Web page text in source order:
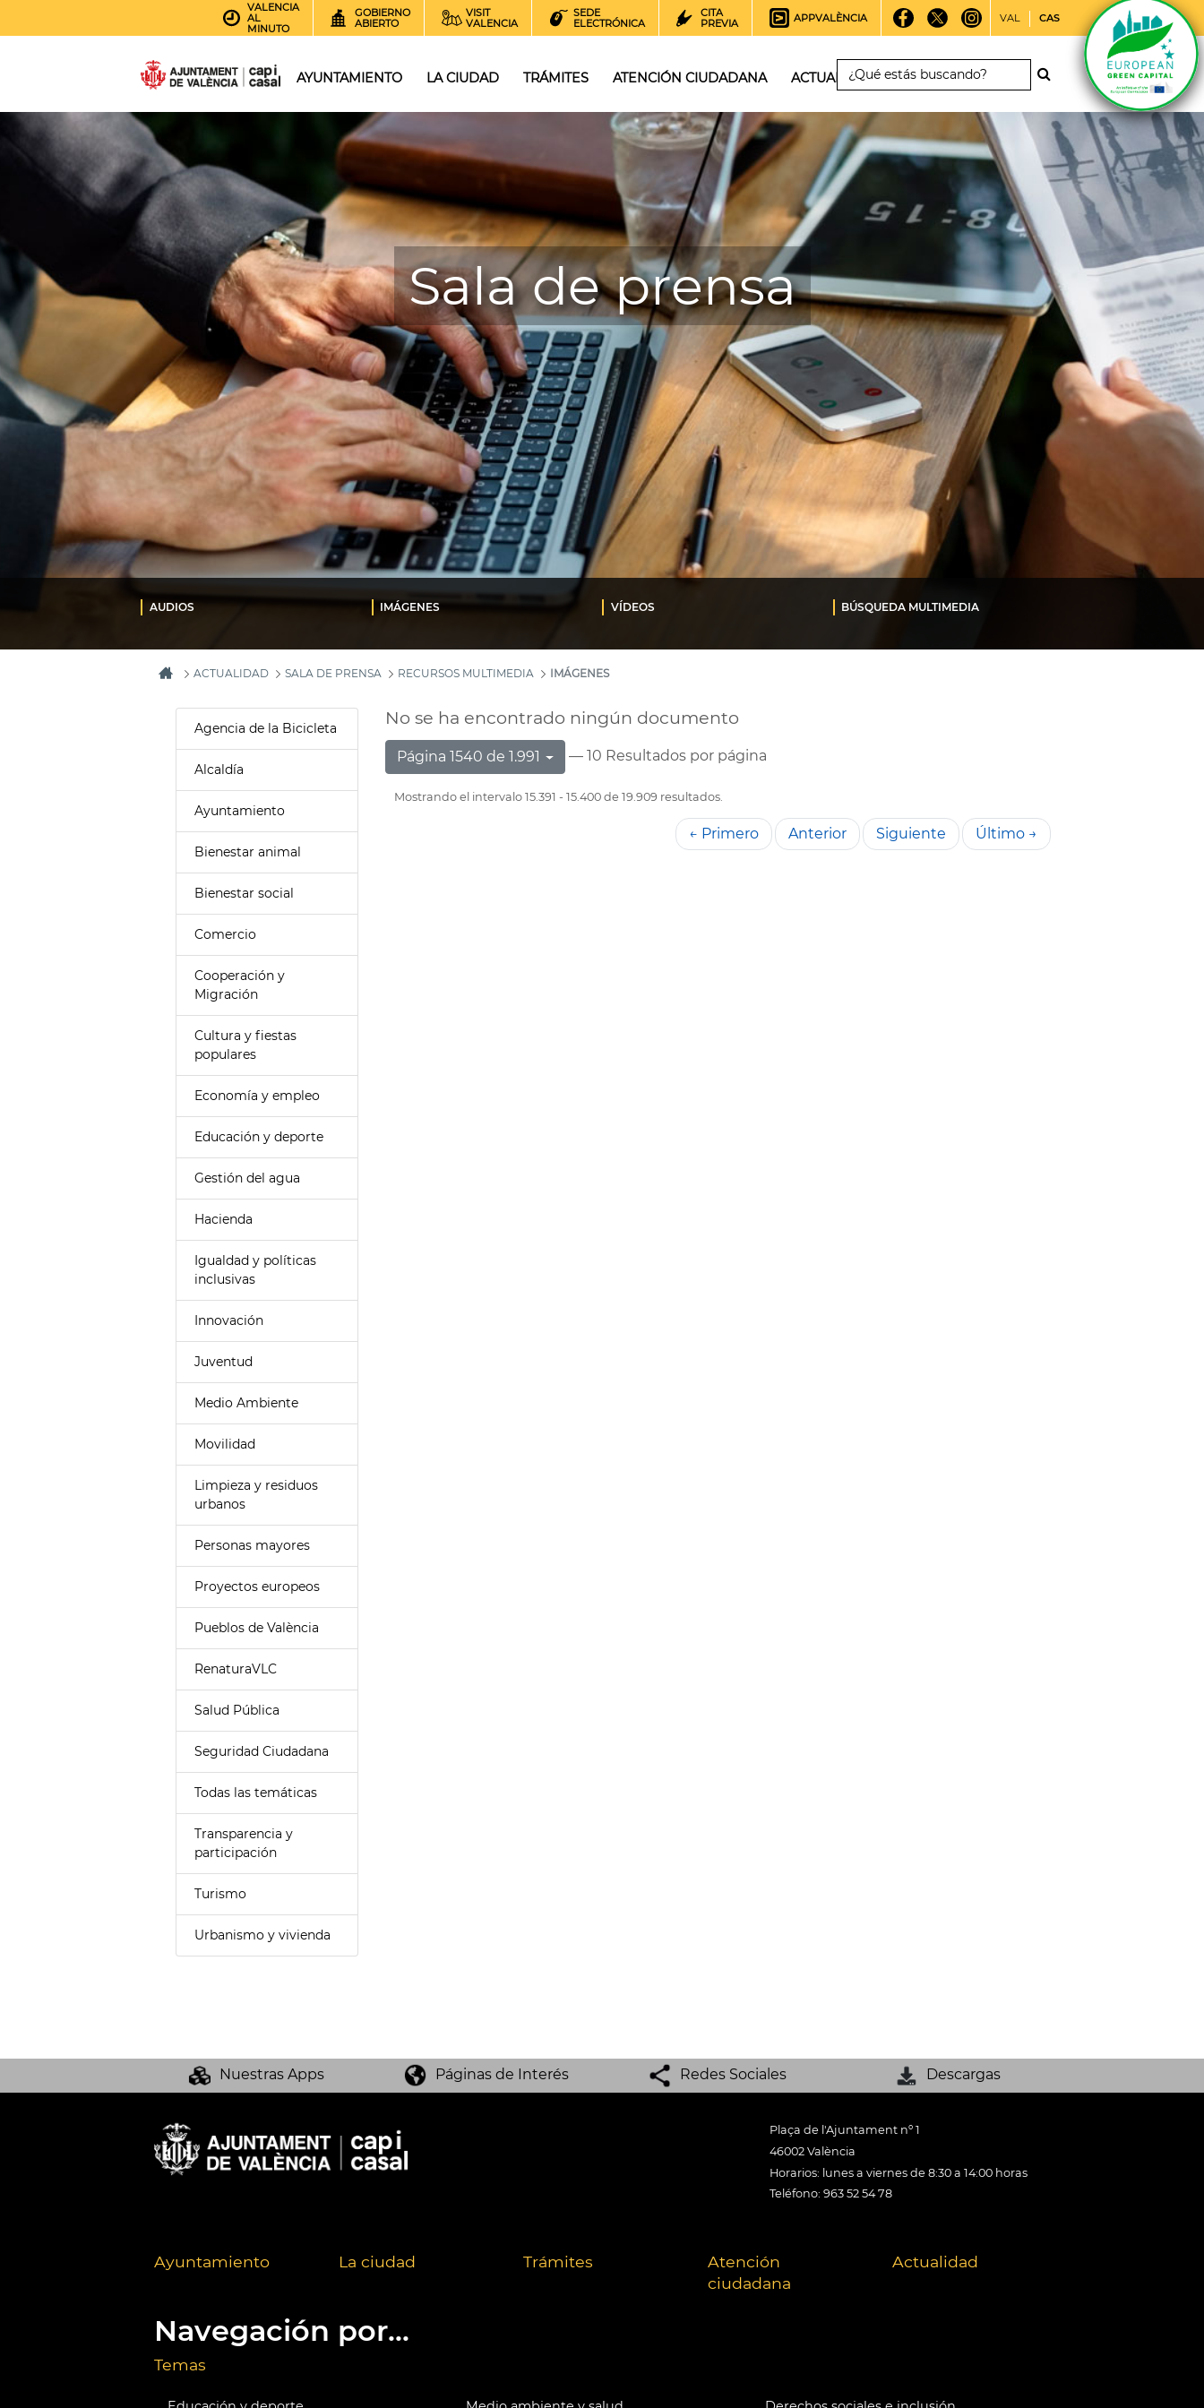
VALENCIA
AL
MINUTO
GOBIERNO
ABIERTO
VISIT
VALENCIA
SEDE
ELECTRÓNICA
CITA
PREVIA
APPVALÈNCIA VAL CAS
AYUNTAMIENTO LA CIUDAD TRÁMITES ATENCIÓN CIUDADANA ACTUALIDAD
Sala de prensa
AUDIOS IMÁGENES VÍDEOS BÚSQUEDA MULTIMEDIA
ACTUALIDAD SALA DE PRENSA RECURSOS MULTIMEDIA IMÁGENES
Agencia de la Bicicleta
Alcaldía
Ayuntamiento
Bienestar animal
Bienestar social
Comercio
Cooperación y
Migración
Cultura y fiestas
populares
Economía y empleo
Educación y deporte
Gestión del agua
Hacienda
Igualdad y políticas
inclusivas
Innovación
Juventud
Medio Ambiente
Movilidad
Limpieza y residuos
urbanos
Personas mayores
Proyectos europeos
Pueblos de València
RenaturaVLC
Salud Pública
Seguridad Ciudadana
Todas las temáticas
Transparencia y
participación
Turismo
Urbanismo y vivienda
No se ha encontrado ningún documento
Página 1540 de 1.991 — 10 Resultados por página
Mostrando el intervalo 15.391 - 15.400 de 19.909 resultados.
← Primero Anterior Siguiente Último →
Nuestras Apps Páginas de Interés Redes Sociales Descargas
Plaça de l'Ajuntament nº 1
46002 València
Horarios: lunes a viernes de 8:30 a 14:00 horas
Teléfono: 963 52 54 78
Ayuntamiento La ciudad Trámites
Atención
ciudadana
Actualidad
Navegación por...
Temas